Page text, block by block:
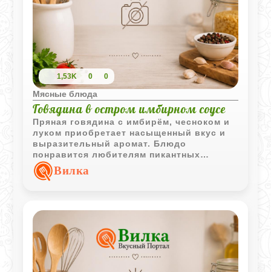
1,53K 0 0
Мясные блюда
Говядина в остром имбирном соусе
Пряная говядина с имбирём, чесноком и
луком приобретает насыщенный вкус и
выразительный аромат. Блюдо
понравится любителям пикантных
мясных рецептов с восточными нотками.
Вилка